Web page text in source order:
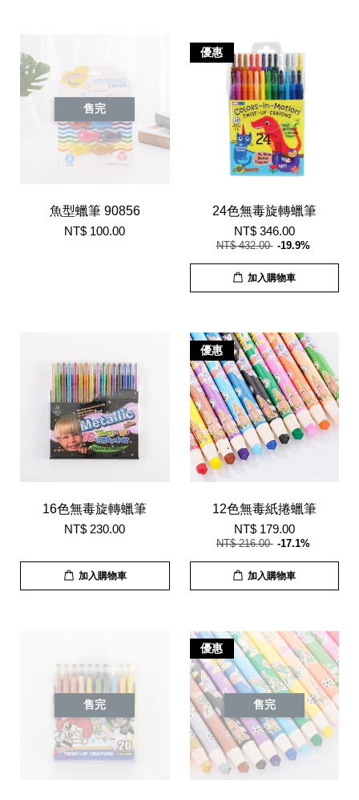
售完
魚型蠟筆 90856
NT$ 100.00
優惠
24色無毒旋轉蠟筆
NT$ 346.00
NT$ 432.00 -19.9%
加入購物車
16色無毒旋轉蠟筆
NT$ 230.00
加入購物車
優惠
12色無毒紙捲蠟筆
NT$ 179.00
NT$ 216.00 -17.1%
加入購物車
售完
優惠
售完